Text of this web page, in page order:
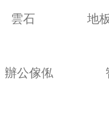
雲石 地
辦公傢俬